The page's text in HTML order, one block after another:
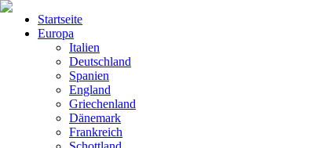
Startseite
Europa
Italien
Deutschland
Spanien
England
Griechenland
Dänemark
Frankreich